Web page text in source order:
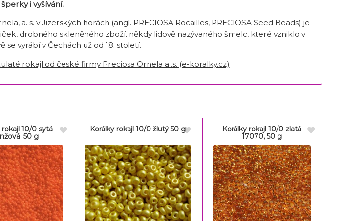
i vyšívání.
a. s. v Jizerských horách (angl. PRECIOSA Rocailles, PRECIOSA Seed Beads) je
drobného skleněného zboží, někdy lidově nazývaného šmelc, které vzniklo v
se vyrábí v Čechách už od 18. století.
rokajl od české firmy Preciosa Ornela a .s. (e-koralky.cz)
rokajl 10/0 sytá
50 g
Korálky rokajl 10/0 žlutý 50 g
Korálky rokajl 10/0 zlatá
17070, 50 g